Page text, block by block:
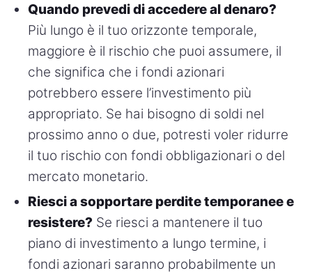
Quando prevedi di accedere al denaro?
Più lungo è il tuo orizzonte temporale,
maggiore è il rischio che puoi assumere, il
che significa che i fondi azionari
potrebbero essere l’investimento più
appropriato. Se hai bisogno di soldi nel
prossimo anno o due, potresti voler ridurre
il tuo rischio con fondi obbligazionari o del
mercato monetario.
Riesci a sopportare perdite temporanee e
resistere? Se riesci a mantenere il tuo
piano di investimento a lungo termine, i
fondi azionari saranno probabilmente un